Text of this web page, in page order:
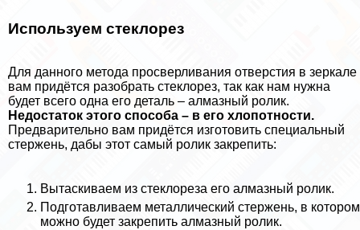
Используем стеклорез
Для данного метода просверливания отверстия в зеркале
вам придётся разобрать стеклорез, так как нам нужна
будет всего одна его деталь – алмазный ролик.
Недостаток этого способа – в его хлопотности.
Предварительно вам придётся изготовить специальный
стержень, дабы этот самый ролик закрепить:
Вытаскиваем из стеклореза его алмазный ролик.
Подготавливаем металлический стержень, в котором
можно будет закрепить алмазный ролик.